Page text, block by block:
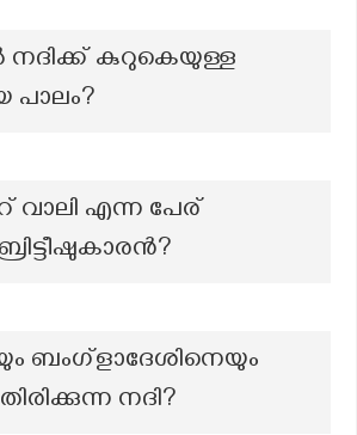
നദിക്ക് കുറുകെയുള്ള
പാലം?
എന്ന പേര്
ബംഗ്ളാദേശിനെയും
നദി?